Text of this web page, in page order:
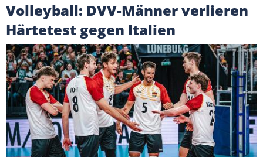
Volleyball: DVV-Männer verlieren
Härtetest gegen Italien